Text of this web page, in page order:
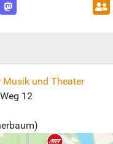
und Theater
12